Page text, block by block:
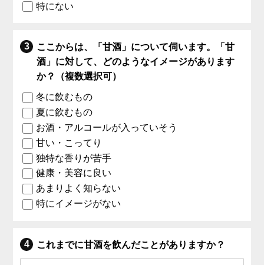
特にない
ここからは、「甘酒」について伺います。「甘
酒」に対して、どのようなイメージがあります
か？（複数選択可）
冬に飲むもの
夏に飲むもの
お酒・アルコールが入っていそう
甘い・こってり
独特な香りが苦手
健康・美容に良い
あまりよく知らない
特にイメージがない
これまでに甘酒を飲んだことがありますか？